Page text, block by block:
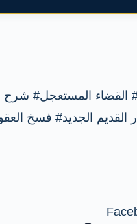
القضاء المستعجل# شرح
القديم الجديد# فسخ